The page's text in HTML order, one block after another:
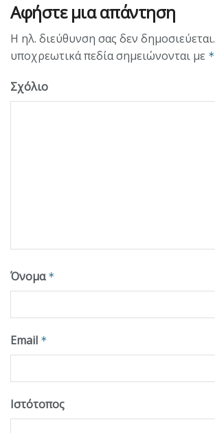
Αφήστε μια απάντηση
Η ηλ. διεύθυνση σας δεν δημοσιεύεται.
υποχρεωτικά πεδία σημειώνονται με *
Σχόλιο
Όνομα *
Email *
Ιστότοπος